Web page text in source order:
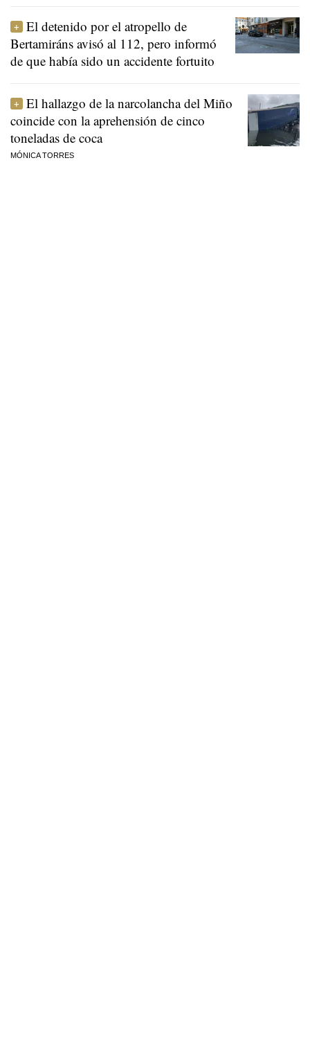
El detenido por el atropello de
Bertamiráns avisó al 112, pero informó
de que había sido un accidente fortuito
El hallazgo de la narcolancha del Miño
coincide con la aprehensión de cinco
toneladas de coca
MÓNICA TORRES